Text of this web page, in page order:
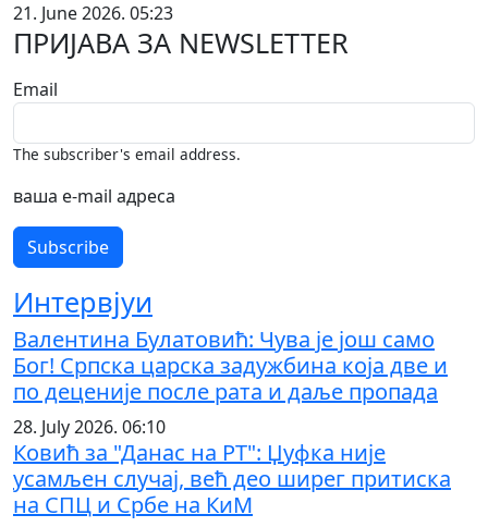
21. June 2026. 05:23
ПРИЈАВА ЗА NEWSLETTER
Email
The subscriber's email address.
ваша е-mail адреса
Интервјуи
Валентина Булатовић: Чува је још само
Бог! Српска царска задужбина која две и
по деценије после рата и даље пропада
28. July 2026. 06:10
Ковић за "Данас на РТ": Џуфка није
усамљен случај, већ део ширег притиска
на СПЦ и Србе на КиМ